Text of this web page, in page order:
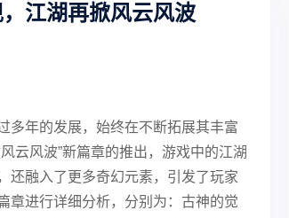
江湖再掀风云风波
多年的发展，始终在不断拓展其丰富
云风波”新篇章的推出，游戏中的江湖
还融入了更多奇幻元素，引发了玩家
章进行详细分析，分别为：古神的觉